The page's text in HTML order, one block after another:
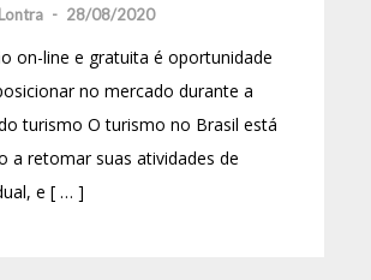
- 28/08/2020
on-line e gratuita é oportunidade
no mercado durante a
turismo O turismo no Brasil está
a retomar suas atividades de
e [ … ]